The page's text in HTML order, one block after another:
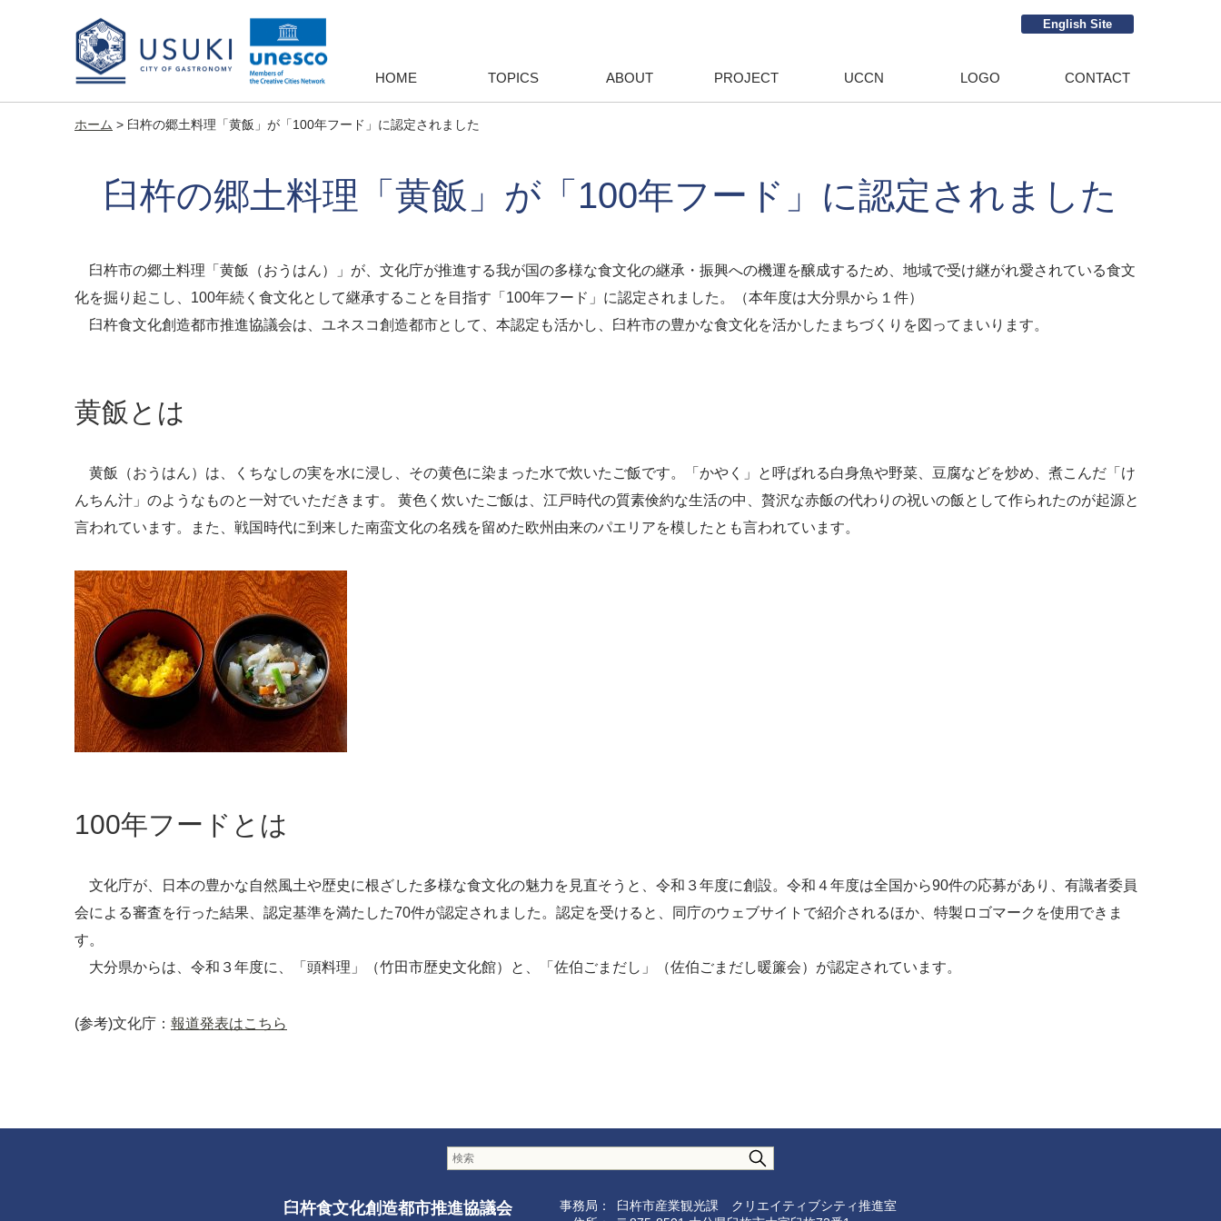
English Site
HOME TOPICS ABOUT PROJECT UCCN LOGO CONTACT
ホーム > 臼杵の郷土料理「黄飯」が「100年フード」に認定されました
臼杵の郷土料理「黄飯」が「100年フード」に認定されました
臼杵市の郷土料理「黄飯（おうはん）」が、文化庁が推進する我が国の多様な食文化の継承・振興への機運を醸成するため、地域で受け継がれ愛されている食文
化を掘り起こし、100年続く食文化として継承することを目指す「100年フード」に認定されました。（本年度は大分県から１件）
臼杵食文化創造都市推進協議会は、ユネスコ創造都市として、本認定も活かし、臼杵市の豊かな食文化を活かしたまちづくりを図ってまいります。
黄飯とは
黄飯（おうはん）は、くちなしの実を水に浸し、その黄色に染まった水で炊いたご飯です。「かやく」と呼ばれる白身魚や野菜、豆腐などを炒め、煮こんだ「け
んちん汁」のようなものと一対でいただきます。 黄色く炊いたご飯は、江戸時代の質素倹約な生活の中、贅沢な赤飯の代わりの祝いの飯として作られたのが起源と
言われています。また、戦国時代に到来した南蛮文化の名残を留めた欧州由来のパエリアを模したとも言われています。
100年フードとは
文化庁が、日本の豊かな自然風土や歴史に根ざした多様な食文化の魅力を見直そうと、令和３年度に創設。令和４年度は全国から90件の応募があり、有識者委員
会による審査を行った結果、認定基準を満たした70件が認定されました。認定を受けると、同庁のウェブサイトで紹介されるほか、特製ロゴマークを使用できま
す。
大分県からは、令和３年度に、「頭料理」（竹田市歴史文化館）と、「佐伯ごまだし」（佐伯ごまだし暖簾会）が認定されています。
(参考)文化庁： 報道発表はこちら
臼杵食文化創造都市推進協議会 事務局：
臼杵市産業観光課 クリエイティブシティ推進室